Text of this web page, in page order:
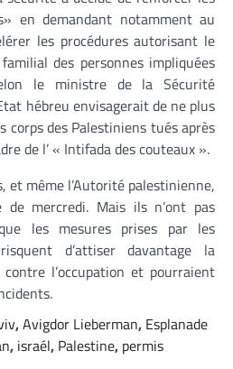
en demandant notamment au
les procédures autorisant le
des personnes impliquées
le ministre de la Sécurité
hébreu envisagerait de ne plus
des Palestiniens tués après
de l’ « Intifada des couteaux ».
et même l’Autorité palestinienne,
mercredi. Mais ils n’ont pas
les mesures prises par les
d’attiser davantage la
l’occupation et pourraient
,Avigdor Lieberman, Esplanade
, israél, Palestine, permis